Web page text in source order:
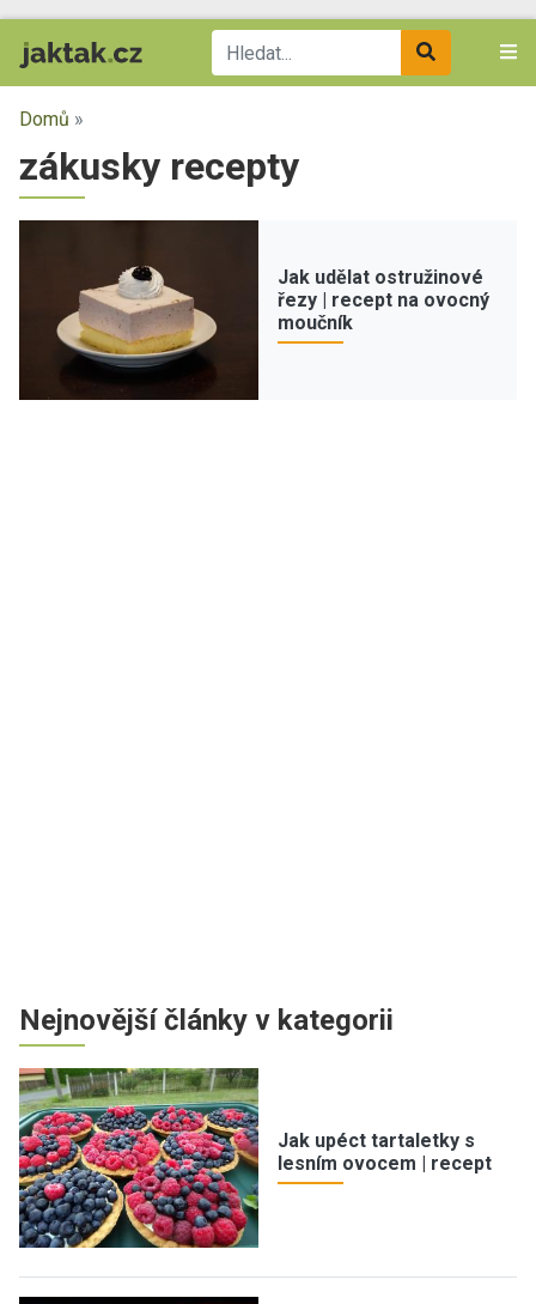
Domů »
zákusky recepty
Jak udělat ostružinové
řezy | recept na ovocný
moučník
Nejnovější články v kategorii
Jak upéct tartaletky s
lesním ovocem | recept